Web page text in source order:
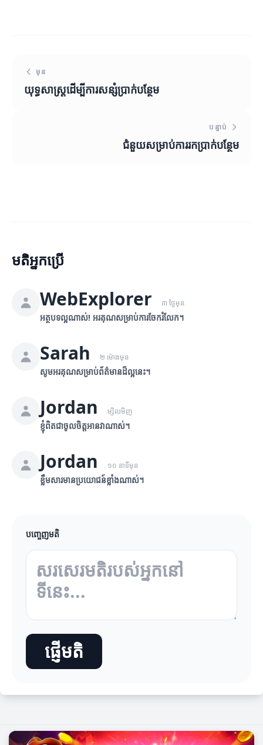
មុន
យុទ្ធសាស្ត្រដើម្បីការសន្សំប្រាក់បន្ថែម
បន្ទាប់
ជំនួយសម្រាប់ការរកប្រាក់បន្ថែម
មតិអ្នកប្រើ
WebExplorer ៣ ថ្ងៃមុន
អត្ថបទល្អណាស់! អរគុណសម្រាប់ការចែករំលែក។
Sarah ២ ម៉ោងមុន
សូមអរគុណសម្រាប់ព័ត៌មានដ៏ល្អនេះ។
Jordan ម្សិលមិញ
ខ្ញុំពិតជាចូលចិត្តអានវាណាស់។
Jordan ១០ នាទីមុន
ខ្លឹមសារមានប្រយោជន៍ខ្លាំងណាស់។
បញ្ចេញមតិ
ផ្ញើមតិ